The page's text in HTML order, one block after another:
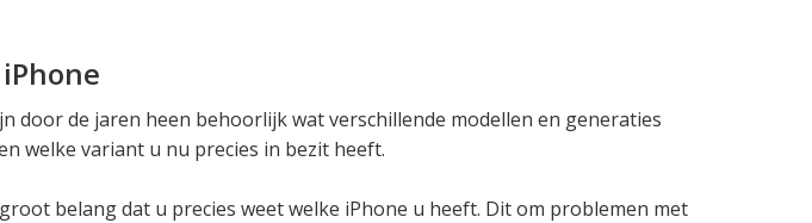
door de jaren heen behoorlijk wat verschillende modellen en generaties
welke variant u nu precies in bezit heeft.
belang dat u precies weet welke iPhone u heeft. Dit om problemen met